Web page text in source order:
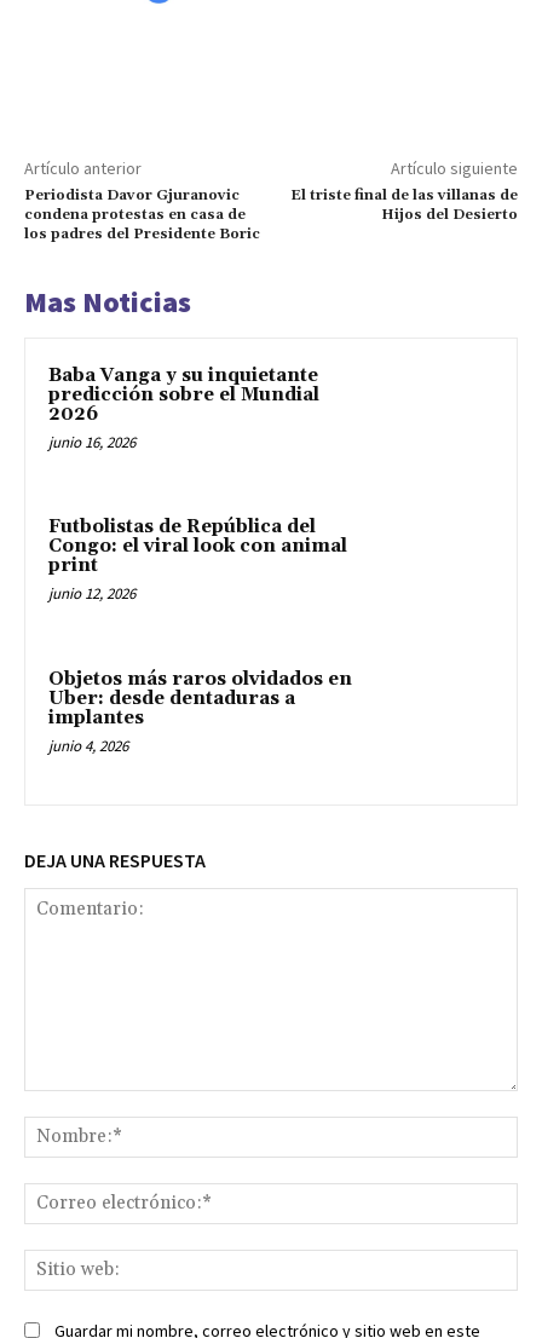
Artículo anterior
Periodista Davor Gjuranovic
condena protestas en casa de
los padres del Presidente Boric
Artículo siguiente
El triste final de las villanas de
Hijos del Desierto
Mas Noticias
Baba Vanga y su inquietante
predicción sobre el Mundial
2026
junio 16, 2026
Futbolistas de República del
Congo: el viral look con animal
print
junio 12, 2026
Objetos más raros olvidados en
Uber: desde dentaduras a
implantes
junio 4, 2026
DEJA UNA RESPUESTA
Guardar mi nombre, correo electrónico y sitio web en este